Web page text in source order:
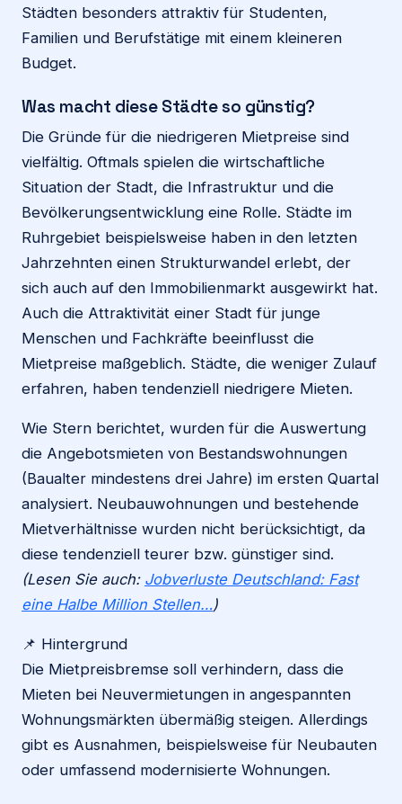
Städten besonders attraktiv für Studenten,
Familien und Berufstätige mit einem kleineren
Budget.
Was macht diese Städte so günstig?
Die Gründe für die niedrigeren Mietpreise sind
vielfältig. Oftmals spielen die wirtschaftliche
Situation der Stadt, die Infrastruktur und die
Bevölkerungsentwicklung eine Rolle. Städte im
Ruhrgebiet beispielsweise haben in den letzten
Jahrzehnten einen Strukturwandel erlebt, der
sich auch auf den Immobilienmarkt ausgewirkt hat.
Auch die Attraktivität einer Stadt für junge
Menschen und Fachkräfte beeinflusst die
Mietpreise maßgeblich. Städte, die weniger Zulauf
erfahren, haben tendenziell niedrigere Mieten.
Wie Stern berichtet, wurden für die Auswertung
die Angebotsmieten von Bestandswohnungen
(Baualter mindestens drei Jahre) im ersten Quartal
analysiert. Neubauwohnungen und bestehende
Mietverhältnisse wurden nicht berücksichtigt, da
diese tendenziell teurer bzw. günstiger sind.
(Lesen Sie auch: Jobverluste Deutschland: Fast
eine Halbe Million Stellen…)
📌 Hintergrund
Die Mietpreisbremse soll verhindern, dass die
Mieten bei Neuvermietungen in angespannten
Wohnungsmärkten übermäßig steigen. Allerdings
gibt es Ausnahmen, beispielsweise für Neubauten
oder umfassend modernisierte Wohnungen.